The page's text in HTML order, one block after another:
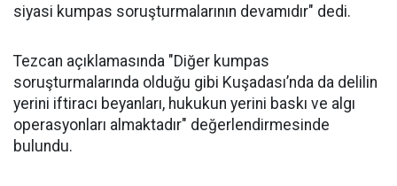
siyasi kumpas soruşturmalarının devamıdır" dedi.
Tezcan açıklamasında "Diğer kumpas
soruşturmalarında olduğu gibi Kuşadası’nda da delilin
yerini iftiracı beyanları, hukukun yerini baskı ve algı
operasyonları almaktadır" değerlendirmesinde
bulundu.